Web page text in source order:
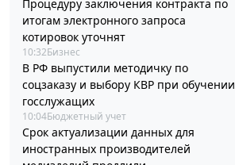
Процедуру заключения контракта по
итогам электронного запроса
котировок уточнят
10:32Бизнес
В РФ выпустили методичку по
соцзаказу и выбору КВР при обучении
госслужащих
10:04Бюджетный учет
Срок актуализации данных для
иностранных производителей